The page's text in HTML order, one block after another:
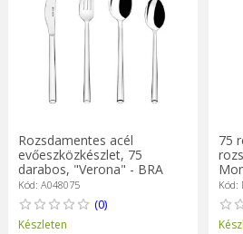
Rozsdamentes acél
evőeszközkészlet, 75
darabos, "Verona" - BRA
Kód: A048075
(0)
Készleten
75
Kód: